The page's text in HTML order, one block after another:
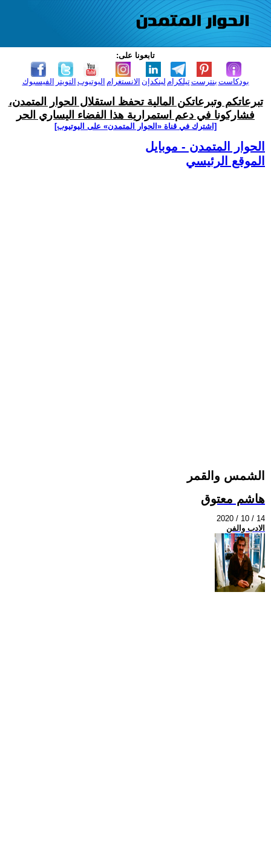
تابعونا على:
الفيسبوك التويتر اليوتيوب الانستغرام لينكدإن تيلكرامبنترست بودكاست
تبرعاتكم وتبرعاتكن المالية تحفظ استقلال الحوار المتمدن،
فشاركونا في دعم استمرارية هذا الفضاء اليساري الحر
[اشترك في قناة ‫«الحوار المتمدن» على اليوتيوب]
الحوار المتمدن - موبايل
الموقع الرئيسي
الشمس والقمر
هاشم معتوق
2020 / 10 / 14
الادب والفن